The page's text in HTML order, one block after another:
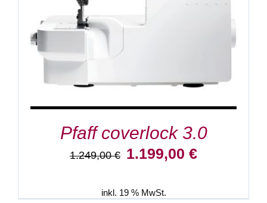
Pfaff coverlock 3.0
1.249,00€ Ursprünglicher
1.249,00 €
1.199,00 €Aktueller
inkl. 19 % MwSt.